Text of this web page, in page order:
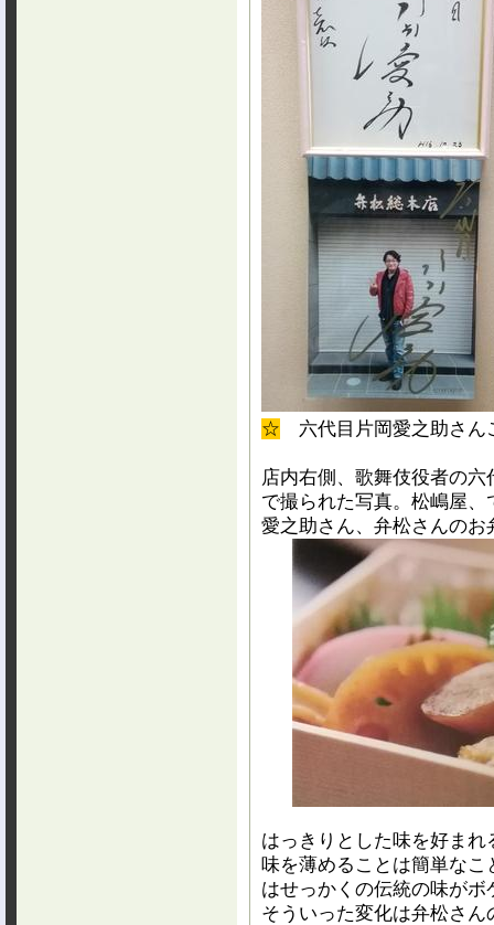
☆ 六代目片岡愛之助さん
店内右側、歌舞伎役者の
で撮られた写真。松嶋屋、
愛之助さん、弁松さんの
はっきりとした味を好ま
味を薄めることは簡単な
はせっかくの伝統の味が
そういった変化は弁松さ